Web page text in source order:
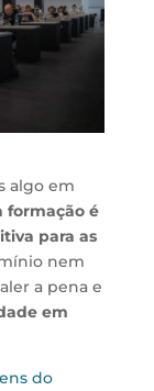
algo em
formação é
para as
nem
a pena e
em
do